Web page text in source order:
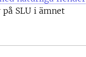
SLU i ämnet